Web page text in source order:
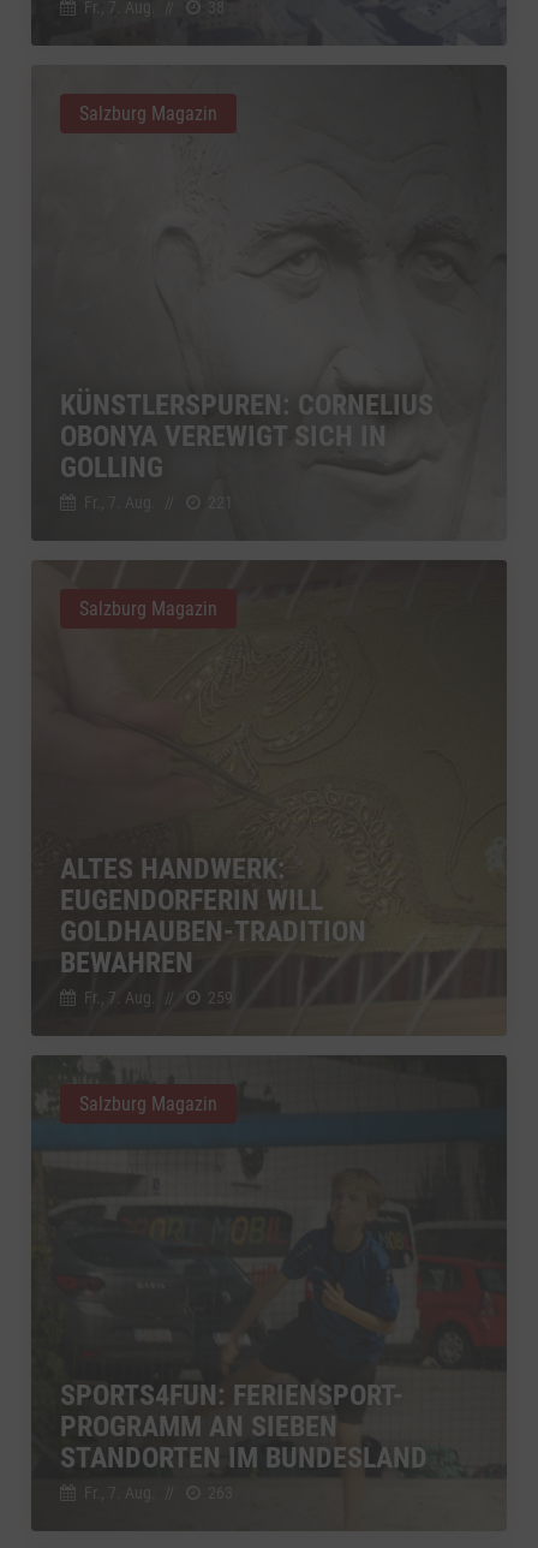
Fr., 7. Aug. 38
KÜNSTLERSPUREN: CORNELIUS
OBONYA VEREWIGT SICH IN
GOLLING
Fr., 7. Aug.
Salzburg Magazin
ALTES HANDWERK:
EUGENDORFERIN WILL
GOLDHAUBEN-TRADITION
BEWAHREN
Fr., 7. Aug. // 259
Salzburg Magazin
SPORTS4FUN: FERIENSPORT-
PROGRAMM AN SIEBEN
STANDORTEN IM BUNDESLAND
Fr., 7. Aug. 263
Salzburg Magazin